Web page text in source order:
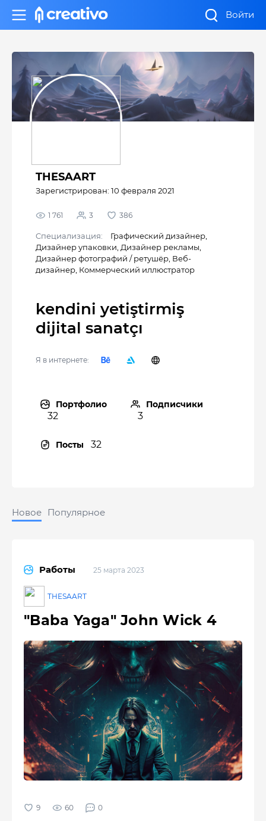
Войти
THESAART
Зарегистрирован: 10 февраля 2021
1 761 3 386
Cпециализация: Графический дизайнер,
Дизайнер упаковки, Дизайнер рекламы,
Дизайнер фотографий / ретушёр, Веб-
дизайнер, Коммерческий иллюстратор
kendini yetiştirmiş
dijital sanatçı
Я в интернете:
Портфолио
32
Подписчики
3
Посты 32
Новое Популярное
Работы 25 марта 2023
THESAART
"Baba Yaga" John Wick 4
60 0